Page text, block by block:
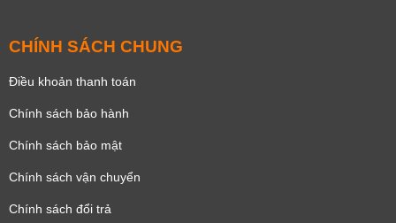
CHÍNH SÁCH CHUNG
Điều khoản thanh toán
Chính sách bảo hành
Chính sách bảo mật
Chính sách vận chuyển
Chính sách đổi trả